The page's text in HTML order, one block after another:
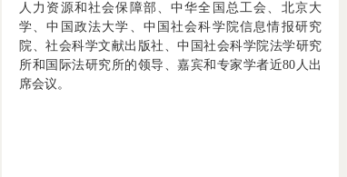
人力资源和社会保障部、中华全国总工会、北京大
学、中国政法大学、中国社会科学院信息情报研究
院、社会科学文献出版社、中国社会科学院法学研究
所和国际法研究所的领导、嘉宾和专家学者近80人出
席会议。